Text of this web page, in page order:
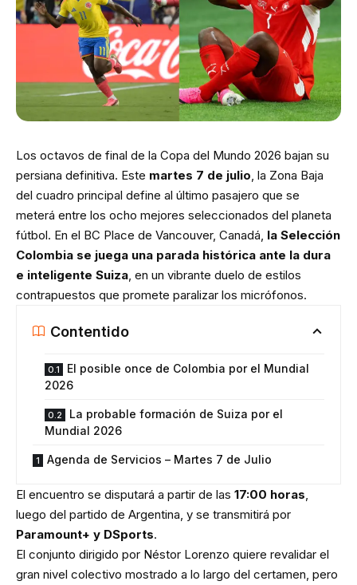
Los octavos de final de la Copa del Mundo 2026 bajan su
persiana definitiva. Este martes 7 de julio , la Zona Baja
del cuadro principal define al último pasajero que se
meterá entre los ocho mejores seleccionados del planeta
fútbol. En el BC Place de Vancouver, Canadá, la Selección
Colombia se juega una parada histórica ante la dura
e inteligente Suiza , en un vibrante duelo de estilos
contrapuestos que promete paralizar los micrófonos.
Contentido
El posible once de Colombia por el Mundial
2026
La probable formación de Suiza por el
Mundial 2026
Agenda de Servicios – Martes 7 de Julio
El encuentro se disputará a partir de las 17:00 horas
luego del partido de Argentina, y se transmitirá por
Paramount+ y DSports.
El conjunto dirigido por Néstor Lorenzo quiere revalidar el
gran nivel colectivo mostrado a lo largo del certamen, pero